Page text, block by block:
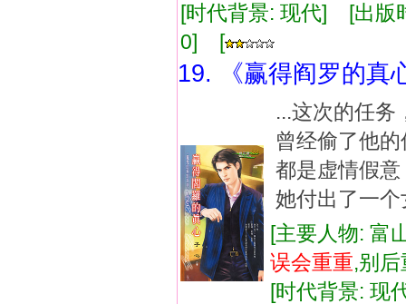
[时代背景: 现代] [出
0] [
19. 《赢得阎罗的真
...这次的任务
曾经偷了他
都是虚情假
她付出了一
[主要人物: 富
误会重重,别
[时代背景: